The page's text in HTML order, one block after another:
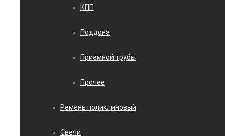
КПП
Поддона
Приемной трубы
Прочее
Ремень поликлиновый
Свечи